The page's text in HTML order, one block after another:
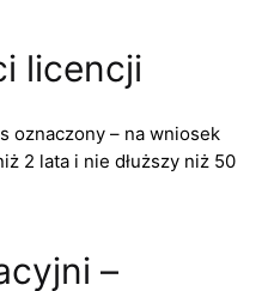
licencji
oznaczony – na wniosek
2 lata i nie dłuższy niż 50
–